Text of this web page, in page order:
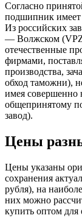
Согласно
подшипник
Из российских
— Волжском
отечественные
фирмами,
производства,
обход таможни),
имея совершенно
общепринятому
завод).
Цены
Цены указаны
сохранения
рубля), на
них можно
купить оптом для